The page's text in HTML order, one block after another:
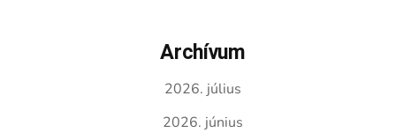
Archívum
2026. július
2026. június